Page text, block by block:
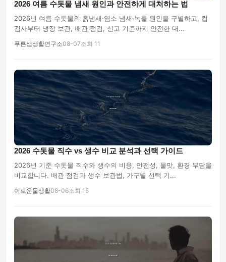
2026 여름 수돗물 냄새 원인과 안전하게 대처하는 법
2026년 여름 수돗물의 흙냄새·염소 냄새·녹물 원인을 구별하고, 컵
검사부터 냉장 보관, 배관 점검, 신고 기준까지 안전한 대...
푸른샘생활연구소08-07조회 11
2026 수돗물 직수 vs 생수 비교 분석과 선택 가이드
2026년 기준 수돗물 직수와 생수의 비용, 안전성, 물맛, 환경 부담을
비교합니다. 배관 점검과 생수 보관법, 가구별 선택 기...
이로운물생활08-06조회 15